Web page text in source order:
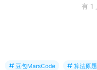
有 1
豆包MarsCode 算法原题